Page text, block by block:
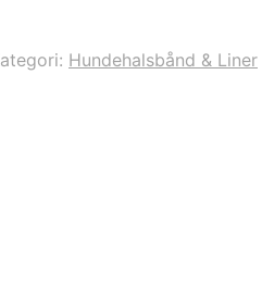
Hundehalsbånd & Liner